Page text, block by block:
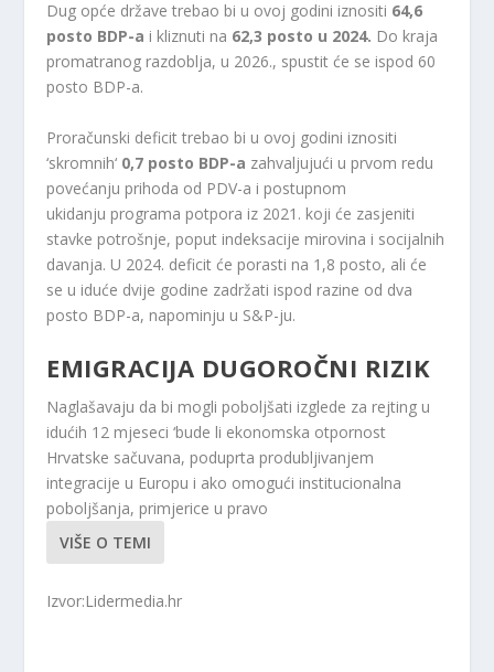
Dug opće države trebao bi u ovoj godini iznositi 64,6
posto BDP-a i kliznuti na 62,3 posto u 2024. Do kraja
promatranog razdoblja, u 2026., spustit će se ispod 60
posto BDP-a.
Proračunski deficit trebao bi u ovoj godini iznositi
‘skromnih‘ 0,7 posto BDP-a zahvaljujući u prvom redu
povećanju prihoda od PDV-a i postupnom
ukidanju programa potpora iz 2021. koji će zasjeniti
stavke potrošnje, poput indeksacije mirovina i socijalnih
davanja. U 2024. deficit će porasti na 1,8 posto, ali će
se u iduće dvije godine zadržati ispod razine od dva
posto BDP-a, napominju u S&P-ju.
EMIGRACIJA DUGOROČNI RIZIK
Naglašavaju da bi mogli poboljšati izglede za rejting u
idućih 12 mjeseci ‘bude li ekonomska otpornost
Hrvatske sačuvana, poduprta produbljivanjem
integracije u Europu i ako omogući institucionalna
poboljšanja, primjerice u pravo
VIŠE O TEMI
Izvor:Lidermedia.hr